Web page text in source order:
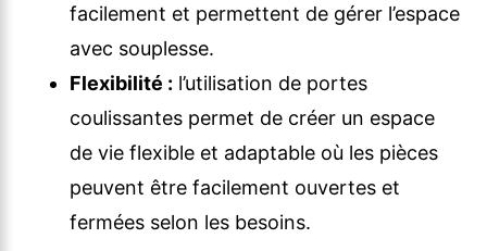
facilement et permettent de gérer l’espace
avec souplesse.
Flexibilité : l’utilisation de portes
coulissantes permet de créer un espace
de vie flexible et adaptable où les pièces
peuvent être facilement ouvertes et
fermées selon les besoins.